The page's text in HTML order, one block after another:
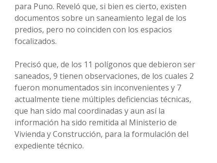
para Puno. Reveló que, si bien es cierto, existen
documentos sobre un saneamiento legal de los
predios, pero no coinciden con los espacios
focalizados.
Precisó que, de los 11 polígonos que debieron ser
saneados, 9 tienen observaciones, de los cuales 2
fueron monumentados sin inconvenientes y 7
actualmente tiene múltiples deficiencias técnicas,
que han sido mal coordinadas y aun así la
información ha sido remitida al Ministerio de
Vivienda y Construcción, para la formulación del
expediente técnico.